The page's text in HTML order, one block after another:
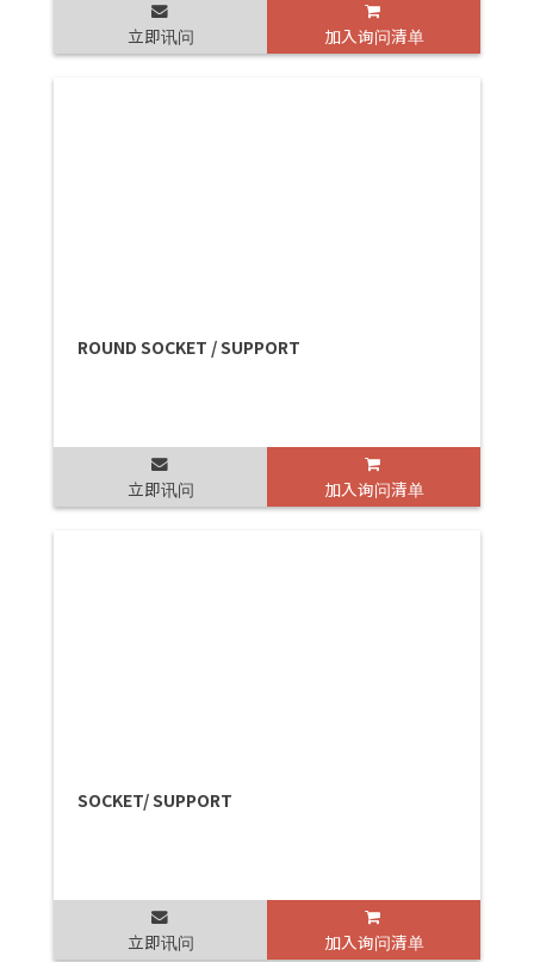
立即讯问 加入询问清单
ROUND SOCKET / SUPPORT
立即讯问 加入询问清单
SOCKET/ SUPPORT
立即讯问 加入询问清单